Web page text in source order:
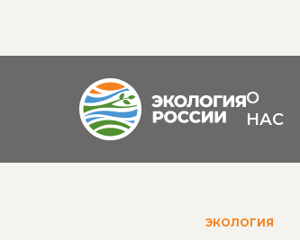
О
НАС
ЭКОЛОГИЯ